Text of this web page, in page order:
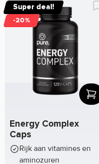
Super deal!
-20%
Energy Complex
Caps
Rijk aan vitamines en
aminozuren